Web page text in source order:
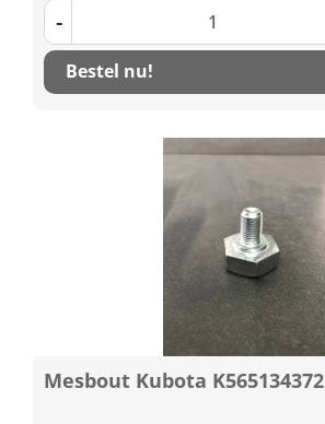
-
Bestel nu!
Mesbout Kubota K565134372